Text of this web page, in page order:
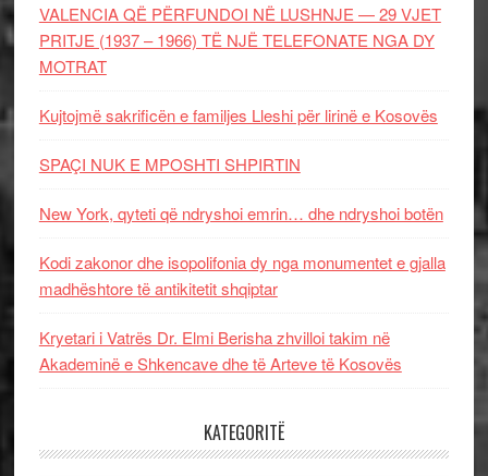
VALENCIA QË PËRFUNDOI NË LUSHNJE — 29 VJET
PRITJE (1937 – 1966) TË NJË TELEFONATE NGA DY
MOTRAT
Kujtojmë sakrificën e familjes Lleshi për lirinë e Kosovës
SPAÇI NUK E MPOSHTI SHPIRTIN
New York, qyteti që ndryshoi emrin… dhe ndryshoi botën
Kodi zakonor dhe isopolifonia dy nga monumentet e gjalla
madhështore të antikitetit shqiptar
Kryetari i Vatrës Dr. Elmi Berisha zhvilloi takim në
Akademinë e Shkencave dhe të Arteve të Kosovës
KATEGORITË